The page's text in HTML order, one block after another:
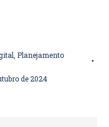
Planejamento
de 2024